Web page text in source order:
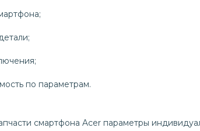
по параметрам.
смартфона Acer параметры